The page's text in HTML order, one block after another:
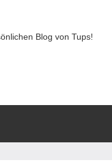
Blog von Tups!